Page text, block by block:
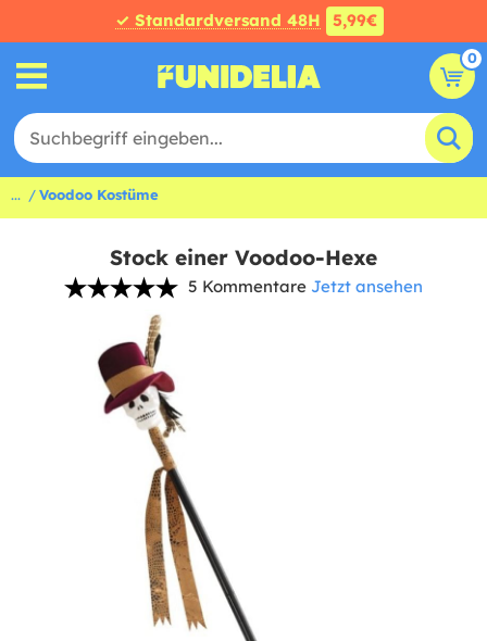
✓ Standardversand 48H 5,99€
0
... Voodoo Kostüme
Stock einer Voodoo-Hexe
5 Kommentare Jetzt ansehen